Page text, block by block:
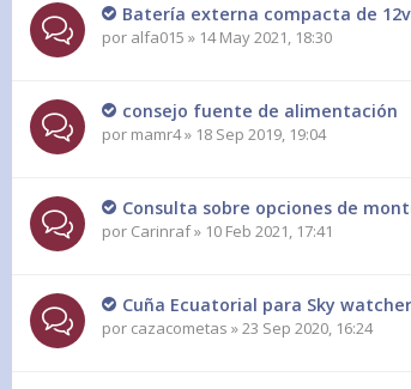
Batería externa compacta de 12v
por alfa015 » 14 May 2021, 18:30
consejo fuente de alimentación
por mamr4» 18 Sep 2019, 19:04
Consulta sobre opciones de
por Carinraf» 10 Feb 2021, 17:41
Cuña Ecuatorial para Sky
por cazacometas » 23 Sep 2020, 16:24